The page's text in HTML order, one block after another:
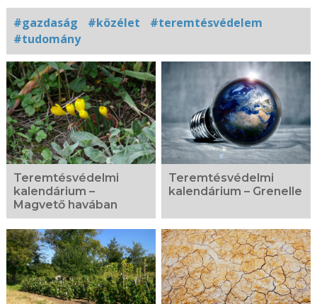
#gazdaság #közélet
#teremtésvédelem
#tudomány
Kapcsolódó
fotógaléria
Teremtésvédelmi
kalendárium –
Magvető havában
Teremtésvédelmi
kalendárium – Grenelle